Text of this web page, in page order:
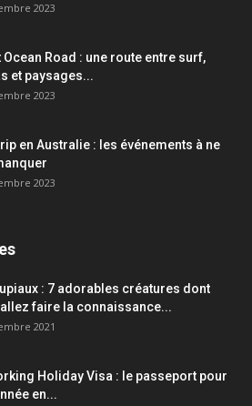
2023
Ocean Road : une route entre surf,
et paysages...
2023
en Australie : les événements à ne
2023
: 7 adorables créatures dont
faire la connaissance...
2021
Holiday Visa : le passeport pour
en...